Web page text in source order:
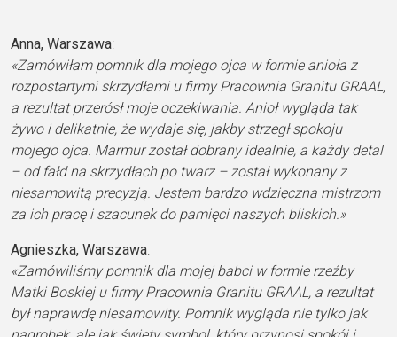
Anna, Warszawa:
«Zamówiłam pomnik dla mojego ojca w formie anioła z
rozpostartymi skrzydłami u firmy Pracownia Granitu GRAAL,
a rezultat przerósł moje oczekiwania. Anioł wygląda tak
żywo i delikatnie, że wydaje się, jakby strzegł spokoju
mojego ojca. Marmur został dobrany idealnie, a każdy detal
– od fałd na skrzydłach po twarz – został wykonany z
niesamowitą precyzją. Jestem bardzo wdzięczna mistrzom
za ich pracę i szacunek do pamięci naszych bliskich.»
Agnieszka, Warszawa:
«Zamówiliśmy pomnik dla mojej babci w formie rzeźby
Matki Boskiej u firmy Pracownia Granitu GRAAL, a rezultat
był naprawdę niesamowity. Pomnik wygląda nie tylko jak